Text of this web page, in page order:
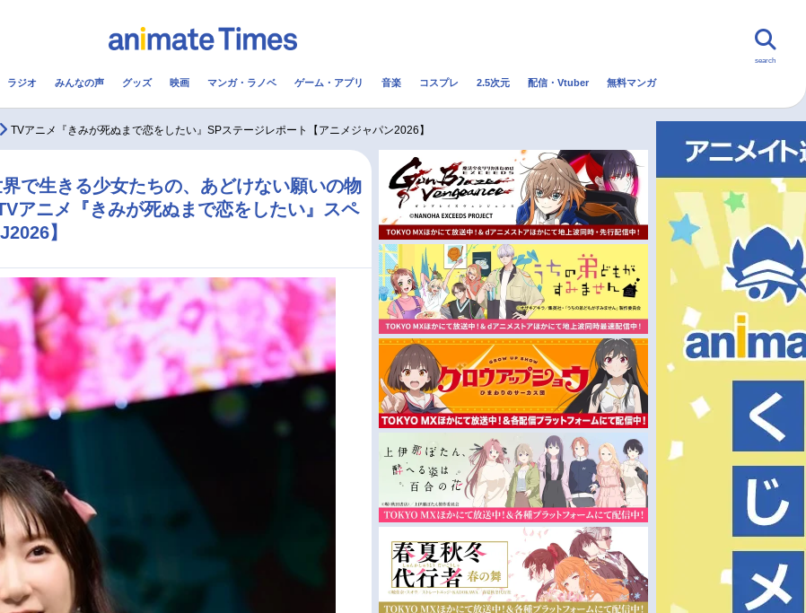
コスプレ 2.5次元 配信・Vtuber トレンド 無料マンガ
男性声優/女性声優一覧
今期アニメ曜日別一覧
夏アニメ
秋アニメ
冬アニメ
FOLLOW US
search
ラジオ みんなの声 グッズ 映画 マンガ・ラノベ ゲーム・アプリ 音楽 コスプレ 2.5次元 配信・Vtuber 無料マンガ
TVアニメ『きみが死ぬまで恋をしたい』SPステージレポート【アニメジャパン2026】
で生きる少女たちの、あどけない願いの物
アニメ『きみが死ぬまで恋をしたい』スペ
】